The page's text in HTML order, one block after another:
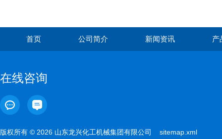
首页 公司简介 新闻资讯 产
在线咨询
版权所有 © 2026 山东龙兴化工机械集团有限公司 sitemap.xml